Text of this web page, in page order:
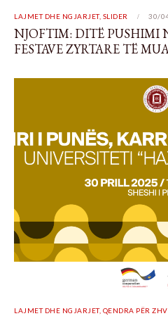
LAJMET DHE NGJARJET, SLIDER 30/
NJOFTIM: DITË PUSHIMI
FESTAVE ZYRTARE TË
LAJMET DHE NGJARJET, QENDRA PËR